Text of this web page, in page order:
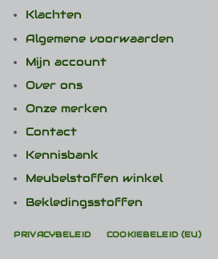
Klachten
Algemene voorwaarden
Mijn account
Over ons
Onze merken
Contact
Kennisbank
Meubelstoffen winkel
Bekledingsstoffen
PRIVACYBELEID COOKIEBELEID (EU)